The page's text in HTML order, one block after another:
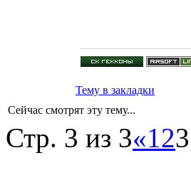
Тему в закладки
Сейчас смотрят эту тему...
Стр. 3 из 3«123